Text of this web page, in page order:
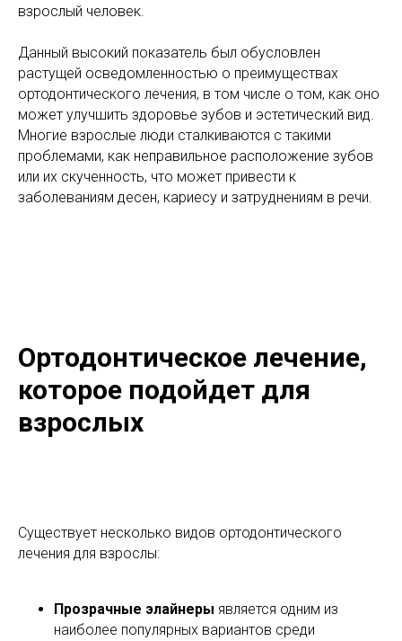
взрослый человек.
Данный высокий показатель был обусловлен
растущей осведомленностью о преимуществах
ортодонтического лечения, в том числе о том, как оно
может улучшить здоровье зубов и эстетический вид.
Многие взрослые люди сталкиваются с такими
проблемами, как неправильное расположение зубов
или их скученность, что может привести к
заболеваниям десен, кариесу и затруднениям в речи.
Ортодонтическое лечение,
которое подойдет для
взрослых
Существует несколько видов ортодонтического
лечения для взрослы:
Прозрачные элайнеры является одним из
наиболее популярных вариантов среди